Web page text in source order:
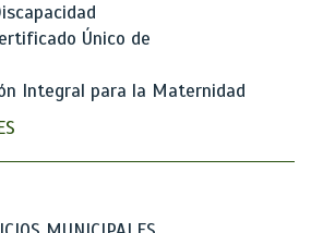
Único de
Integral para la Maternidad